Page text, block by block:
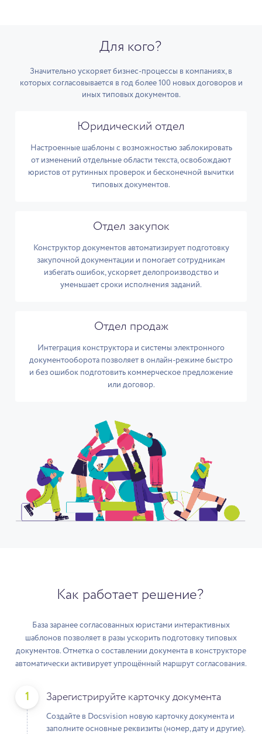
Для кого?
Значительно ускоряет бизнес-процессы в компаниях, в
которых согласовывается в год более 100 новых договоров и
иных типовых документов.
Юридический отдел
Настроенные шаблоны с возможностью заблокировать
от изменений отдельные области текста, освобождают
юристов от рутинных проверок и бесконечной вычитки
типовых документов.
Отдел закупок
Конструктор документов автоматизирует подготовку
закупочной документации и помогает сотрудникам
избегать ошибок, ускоряет делопроизводство и
уменьшает сроки исполнения заданий.
Отдел продаж
Интеграция конструктора и системы электронного
документооборота позволяет в онлайн-режиме быстро
и без ошибок подготовить коммерческое предложение
или договор.
Как работает решение?
База заранее согласованных юристами интерактивных
шаблонов позволяет в разы ускорить подготовку типовых
документов. Отметка о составлении документа в конструкторе
автоматически активирует упрощённый маршрут согласования.
1 Зарегистрируйте карточку документа
Создайте в Docsvision новую карточку документа и
заполните основные реквизиты (номер, дату и другие).